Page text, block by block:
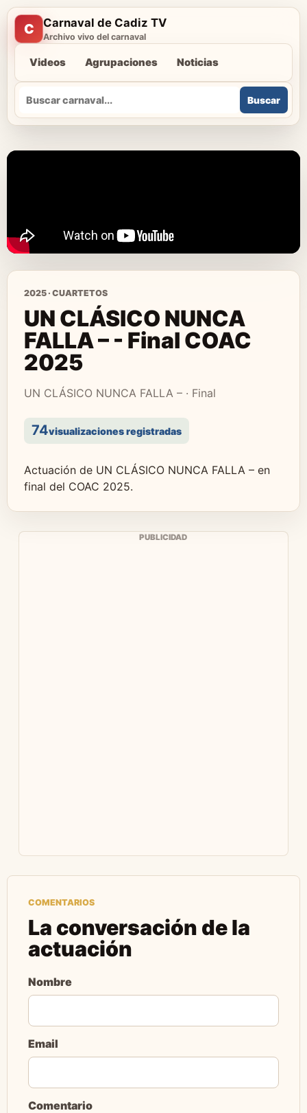
C Carnaval de Cadiz TV
Archivo vivo del carnaval
Videos Agrupaciones Noticias
Buscar
Buscar
2025 · CUARTETOS
UN CLÁSICO NUNCA
FALLA – - Final COAC
2025
UN CLÁSICO NUNCA FALLA – · Final
74visualizaciones registradas
Actuación de UN CLÁSICO NUNCA FALLA – en
final del COAC 2025.
PUBLICIDAD
COMENTARIOS
La conversación de la
actuación
Nombre
Email
Comentario